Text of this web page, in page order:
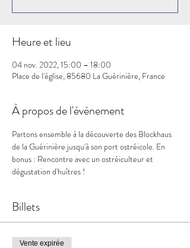
Heure et lieu
04 nov. 2022, 15:00 – 18:00
Place de l'église, 85680 La Guérinière, France
À propos de l'événement
Partons ensemble à la découverte des Blockhaus
de la Guérinière jusqu'à son port ostréicole. En
bonus : Rencontre avec un ostréiculteur et
dégustation d'huîtres !
Billets
Vente expirée